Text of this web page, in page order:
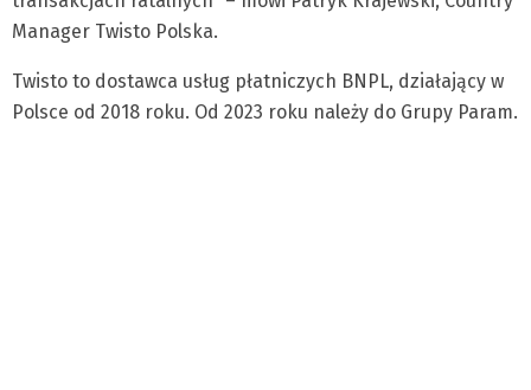
Manager Twisto Polska.
Twisto to dostawca usług płatniczych BNPL, działający w
Polsce od 2018 roku. Od 2023 roku należy do Grupy Param.